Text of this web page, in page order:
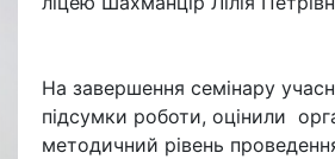
На завершення семінару
підсумки роботи, оцінили
методичний рівень